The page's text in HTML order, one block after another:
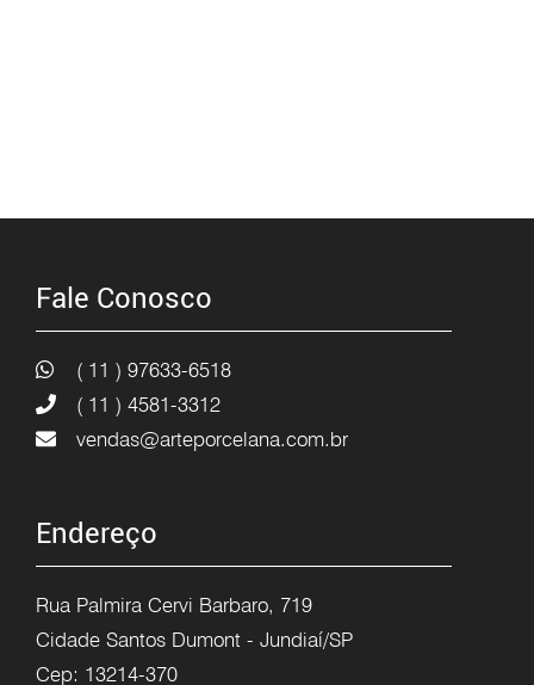
Fale Conosco
( 11 ) 97633-6518
( 11 ) 4581-3312
vendas@arteporcelana.com.br
Endereço
Rua Palmira Cervi Barbaro, 719
Cidade Santos Dumont - Jundiaí/SP
Cep: 13214-370